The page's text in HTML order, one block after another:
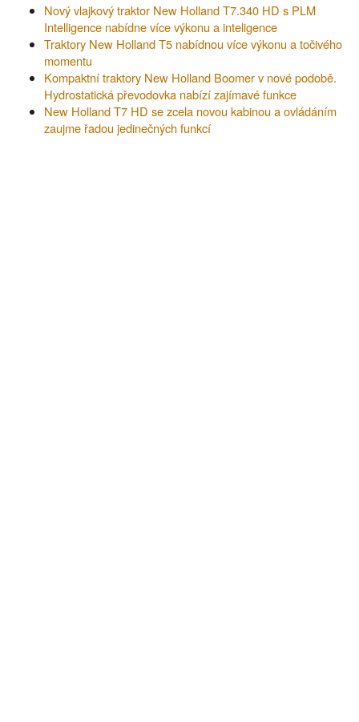
Nový vlajkový traktor New Holland T7.340 HD s PLM
Intelligence nabídne více výkonu a inteligence
Traktory New Holland T5 nabídnou více výkonu a točivého
momentu
Kompaktní traktory New Holland Boomer v nové podobě.
Hydrostatická převodovka nabízí zajímavé funkce
New Holland T7 HD se zcela novou kabinou a ovládáním
zaujme řadou jedinečných funkcí